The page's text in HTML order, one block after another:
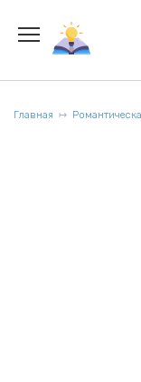
содержанию
Главная